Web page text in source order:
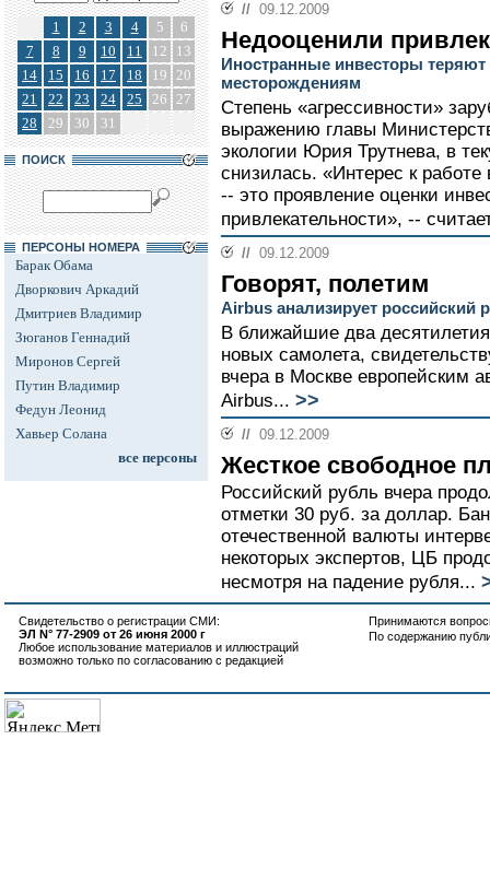
1 2 3 4 5
6
7
8 9 10 11 12
13
14
15 16 17 18 19 20
21
22 23 24 25 26 27
28
29 30 31
ПОИСК
ПЕРСОНЫ НОМЕРА
Барак Обама
Дворкович Аркадий
Дмитриев Владимир
Зюганов Геннадий
Миронов Сергей
Путин Владимир
Федун Леонид
Хавьер Солана
все персоны
// 09.12.2009
Недооценили
Иностранные инвесторы теряют
месторождениям
Степень «агрессивности»
выражению главы
экологии Юрия Трутнева, в
снизилась. «Интерес к
-- это проявление оценки
привлекательности», --
// 09.12.2009
Говорят, полетим
Airbus анализирует российский
В ближайшие два
новых самолета,
вчера в Москве европейским
Airbus... >>
// 09.12.2009
Жесткое свободное
Российский рубль вчера
отметки 30 руб. за доллар.
отечественной валюты
некоторых экспертов, ЦБ
несмотря на падение рубля...
Свидетельство о регистрации СМИ:
ЭЛ N° 77-2909 от 26 июня 2000 г
Любое использование материалов и иллюстраций
возможно только по согласованию с редакцией
Принимаются
По содержанию